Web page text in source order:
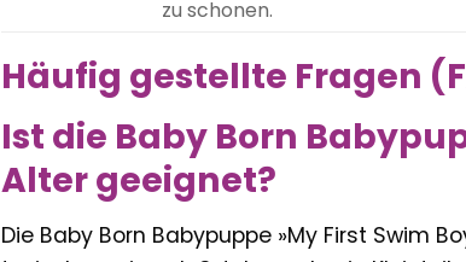
zu schonen.
Häufig gestellte Fragen
Ist die Baby Born
Alter geeignet?
Die Baby Born Babypuppe »My First Swim